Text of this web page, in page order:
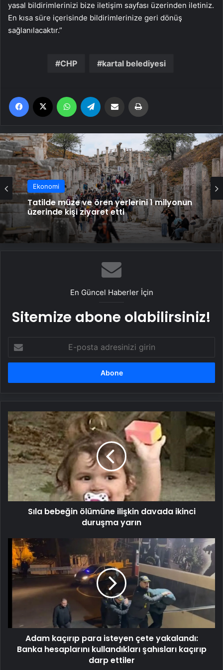
yasal bildirimlerinizi bize iletişim sayfası üzerinden iletiniz.
En kısa süre içerisinde bildirimlerinize geri dönüş
sağlanılacaktır.”
CHP kartal belediyesi
Facebook WhatsApp Email'den paylaş
Ekonomi
Tatilde müze ve ören yerlerini 1 milyonun
üzerinde kişi ziyaret etti
Ekonomi
Koray AvcÄ±’dan Volkan Konak’a
duygusal veda: “Memleketin seni Ã§ok
En Güncel Haberler İçin
Sitemize abone olabilirsiniz!
posta
adresinizi
Sıla
bebeğin
ölümüne
ilişkin
davada
ikinci
duruşma
yarın
Sıla bebeğin ölümüne ilişkin davada ikinci
duruşma yarın
Adam
kaçırıp
para
isteyen
yakalandı:
kullandıkları
şahısları
kaçırıp
Adam kaçırıp para isteyen çete yakalandı:
Banka hesaplarını kullandıkları şahısları kaçırıp
darp ettiler